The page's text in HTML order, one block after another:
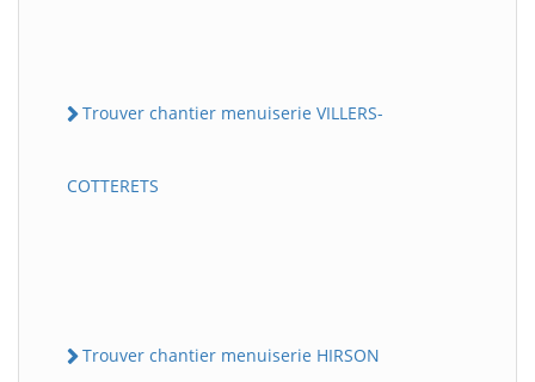
Trouver chantier menuiserie VILLERS-
COTTERETS
Trouver chantier menuiserie HIRSON